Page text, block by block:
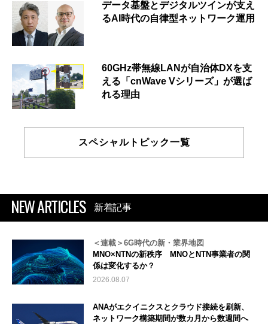
データ基盤とデジタルツインが支え
るAI時代の自律型ネットワーク運用
60GHz帯無線LANが自治体DXを支
える「cnWave Vシリーズ」が選ば
れる理由
スペシャルトピック一覧
NEW ARTICLES 新着記事
＜連載＞6G時代の新・業界地図
MNO×NTNの新秩序 MNOとNTN事業者の関
係は変化するか？
2026.08.07
ANAがエクイニクスとクラウド接続を刷新、
ネットワーク構築期間が数カ月から数週間へ